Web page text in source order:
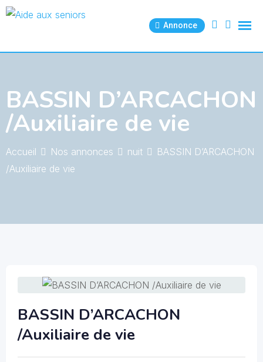
Skip
Annonce
BASSIN D’ARCACHON
/Auxiliaire de vie
Accueil Nos annonces nuit
BASSIN D’ARCACHON
/Auxiliaire de vie
BASSIN D’ARCACHON
/Auxiliaire de vie